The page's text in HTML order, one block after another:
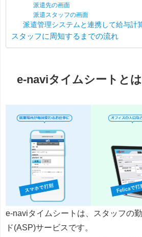
派遣先の画面
派遣スタッフの画面
派遣管理システムと連携して給与計
スタッフに周知するまでの流れ
e-naviタイムシートとは
e-naviタイムシートは、スタッフの
ド(ASP)サービスです。